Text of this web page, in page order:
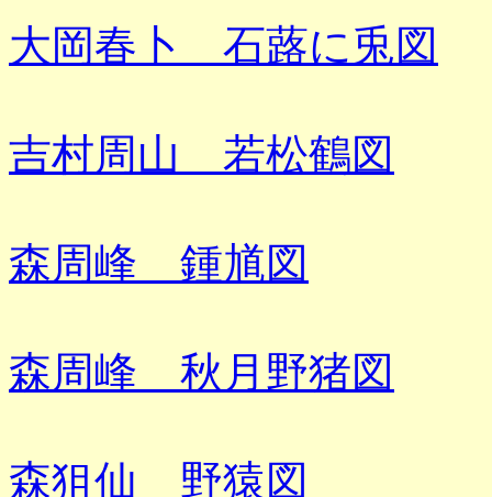
大岡春卜 石蕗に兎図
吉村周山 若松鶴図
森周峰 鍾馗図
森周峰 秋月野猪図
森狙仙 野猿図